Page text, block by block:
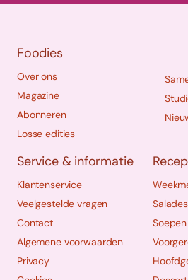
Foodies
Over ons
Magazine
Abonneren
Losse edities
Service & informatie
Klantenservice
Veelgestelde vragen
Contact
Algemene voorwaarden
Privacy
Salades
Soepen